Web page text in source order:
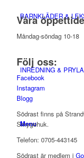
BARNKLÄDER &
INREDNING &
Menu
Våra
Måndag-söndag 10-18
Följ oss:
Facebook
Instagram
Blogg
Södrast finns på
Smygehuk.
Telefon: 0705-443145
Södrast är medlem i